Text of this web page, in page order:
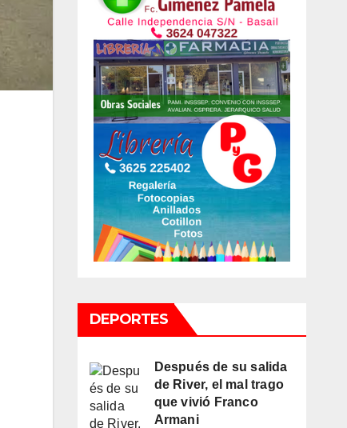
DEPORTES
Después de su salida
de River, el mal trago
que vivió Franco
Armani